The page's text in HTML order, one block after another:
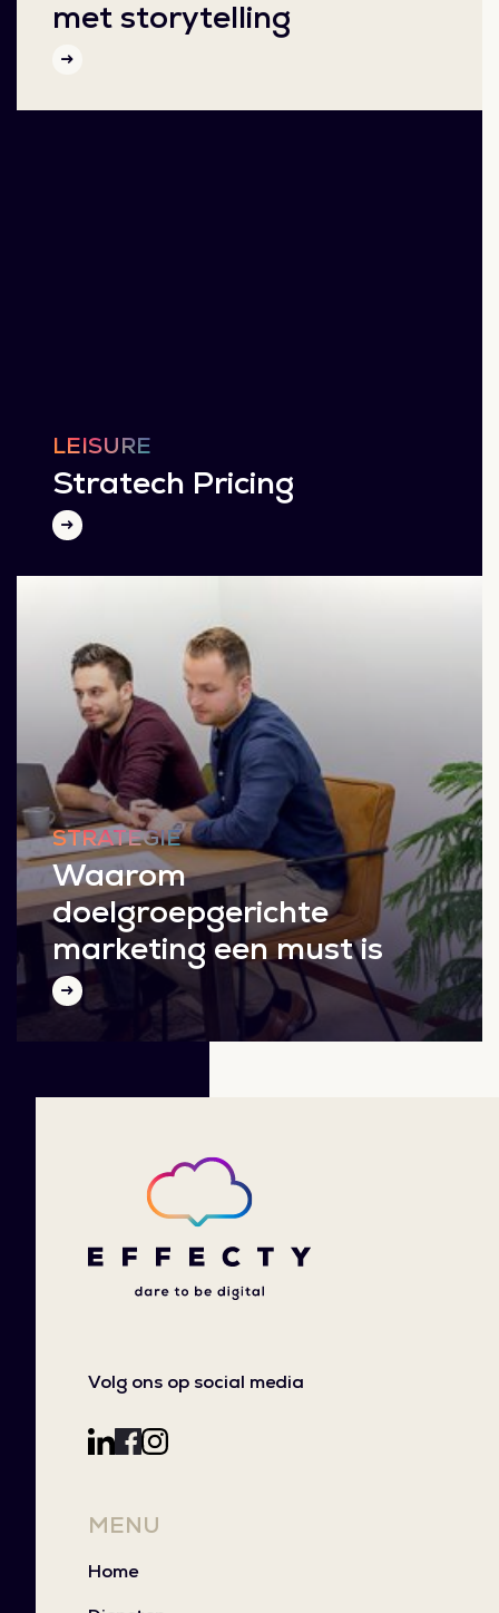
met storytelling
LEISURE
Stratech Pricing
STRATEGIE
Waarom
doelgroepgerichte
marketing een must is
Volg ons op social media
MENU
Home